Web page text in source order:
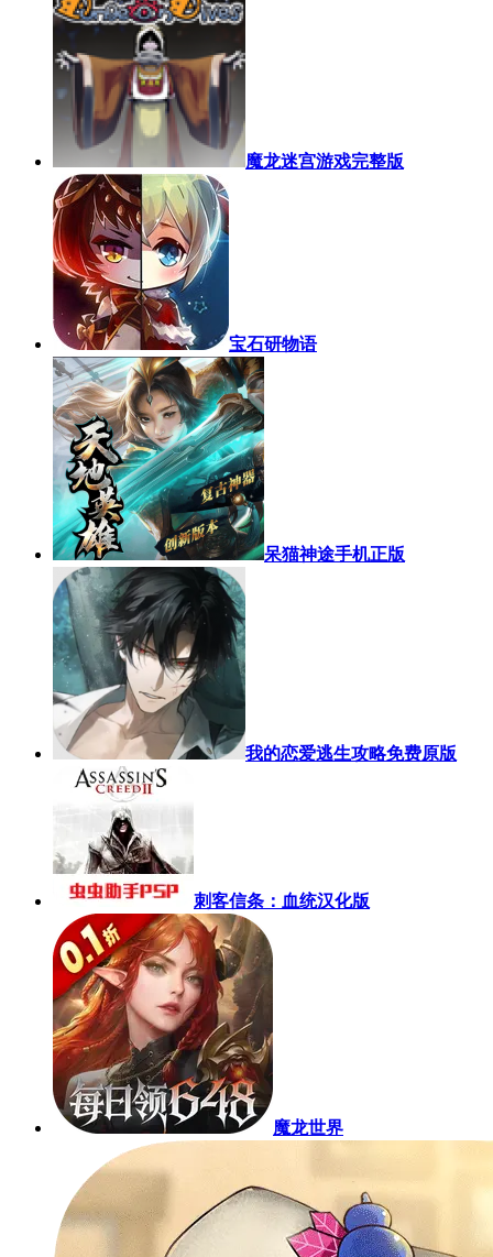
魔龙迷宫游戏完整版
宝石研物语
呆猫神途手机正版
我的恋爱逃生攻略免费原版
刺客信条：血统汉化版
魔龙世界